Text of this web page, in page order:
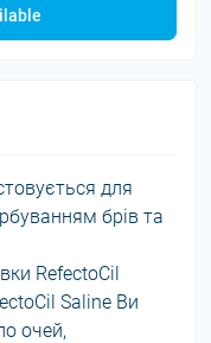
для
брів та
RefectoCil
Saline Ви
очей,